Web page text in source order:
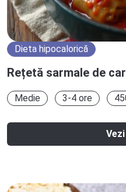
Dieta hipocalorică
Rețetă sarmale de
Medie 3-4 ore